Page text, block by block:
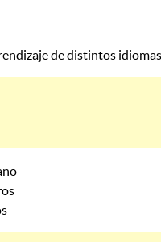
de distintos